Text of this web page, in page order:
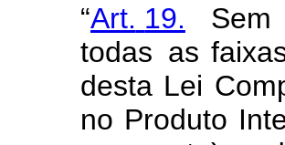
“Art. 19. Sem
todas asf
desta Lei Com
no Produto Int